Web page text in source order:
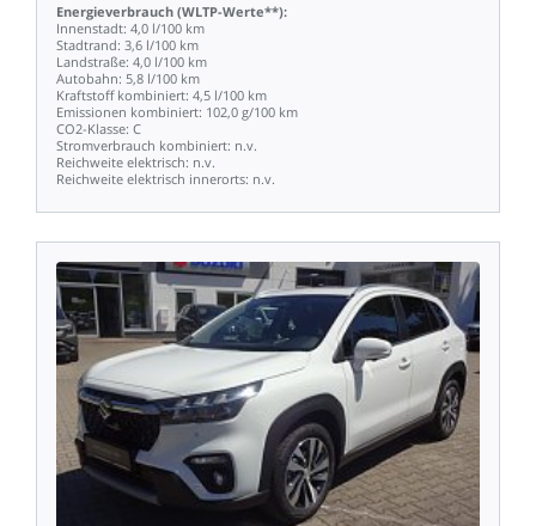
Energieverbrauch (WLTP-Werte**):
Innenstadt: 4,0 l/100 km
Stadtrand: 3,6 l/100 km
Landstraße: 4,0 l/100 km
Autobahn: 5,8 l/100 km
Kraftstoff kombiniert: 4,5 l/100 km
Emissionen kombiniert: 102,0 g/100 km
CO2-Klasse: C
Stromverbrauch kombiniert: n.v.
Reichweite elektrisch: n.v.
Reichweite elektrisch innerorts: n.v.